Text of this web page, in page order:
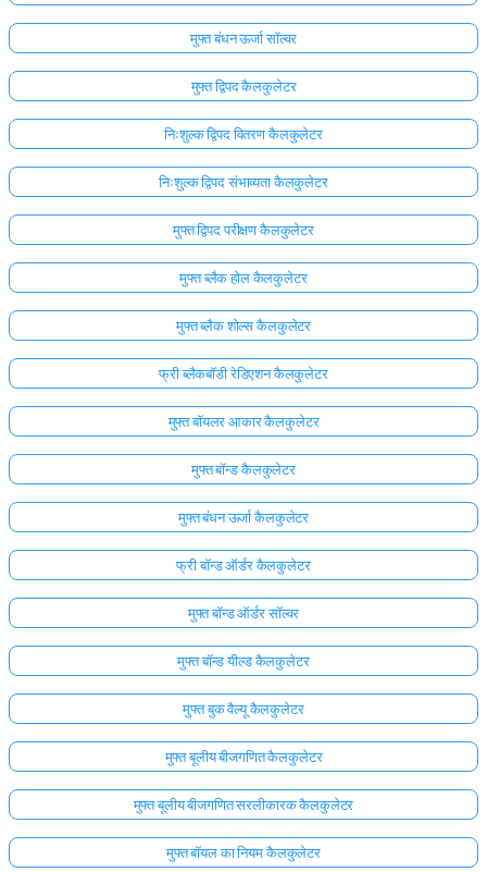
प्रश्न
नहीं
मुफ्त बंधन ऊर्जा सॉल्वर
मुफ्त द्विपद कैलकुलेटर
निःशुल्क द्विपद वितरण कैलकुलेटर
निःशुल्क द्विपद संभाव्यता कैलकुलेटर
मुफ्त द्विपद परीक्षण कैलकुलेटर
मुफ्त ब्लैक होल कैलकुलेटर
मुफ्त ब्लैक शोल्स कैलकुलेटर
फ्री ब्लैकबॉडी रेडिएशन कैलकुलेटर
मुफ्त बॉयलर आकार कैलकुलेटर
मुफ्त बॉन्ड कैलकुलेटर
मुफ्त बंधन ऊर्जा कैलकुलेटर
फ्री बॉन्ड ऑर्डर कैलकुलेटर
मुफ्त बॉन्ड ऑर्डर सॉल्वर
मुफ्त बॉन्ड यील्ड कैलकुलेटर
मुफ्त बुक वैल्यू कैलकुलेटर
मुफ्त बूलीय बीजगणित कैलकुलेटर
मुफ्त बूलीय बीजगणित सरलीकारक कैलकुलेटर
मुफ्त बॉयल का नियम कैलकुलेटर